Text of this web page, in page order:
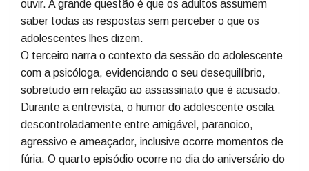
escola, aonde os adultos não ouvem os adolescentes
e estes ficam frustrados. Mas, querem dizer o que? De
fato, não há escuta ativa por parte de quem deveria os
ouvir. A grande questão é que os adultos assumem
saber todas as respostas sem perceber o que os
adolescentes lhes dizem.
O terceiro narra o contexto da sessão do adolescente
com a psicóloga, evidenciando o seu desequilíbrio,
sobretudo em relação ao assassinato que é acusado.
Durante a entrevista, o humor do adolescente oscila